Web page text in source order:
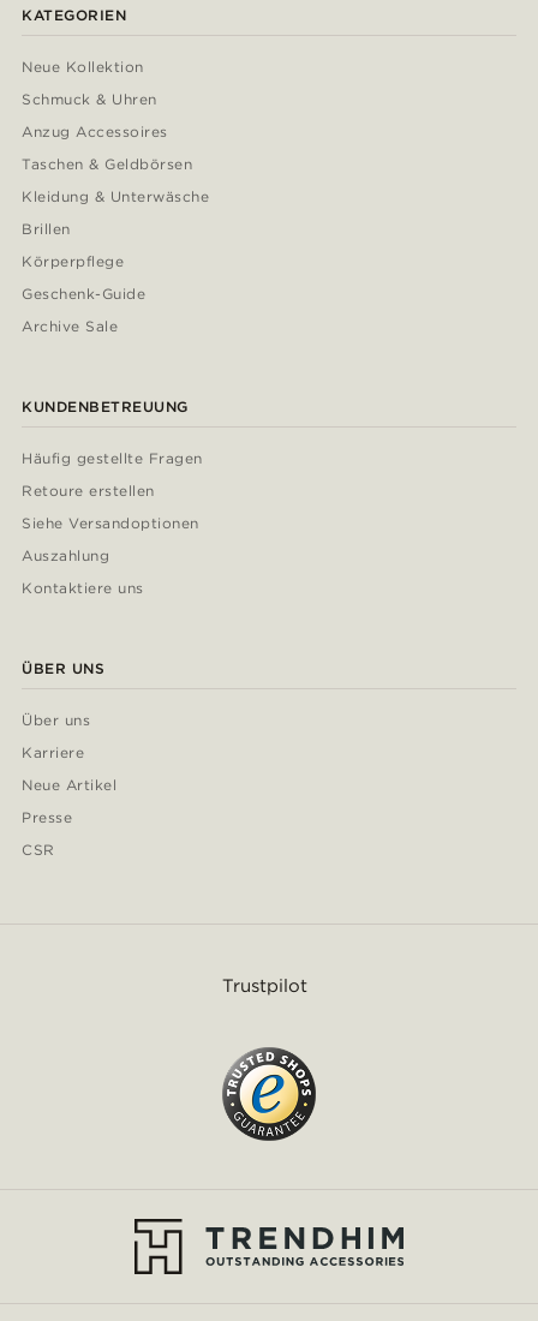
KATEGORIEN
Neue Kollektion
Schmuck & Uhren
Anzug Accessoires
Taschen & Geldbörsen
Kleidung & Unterwäsche
Brillen
Körperpflege
Geschenk-Guide
Archive Sale
KUNDENBETREUUNG
Häufig gestellte Fragen
Retoure erstellen
Siehe Versandoptionen
Auszahlung
Kontaktiere uns
ÜBER UNS
Über uns
Karriere
Neue Artikel
Presse
CSR
Trustpilot